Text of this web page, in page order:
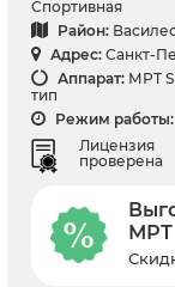
Спортивная
Район:
Адрес: Санкт-
Аппарат: МРТ
тип
Режим работы:
Лицензия
проверена
МРТ